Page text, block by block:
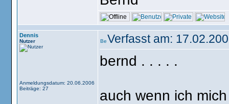
Dennis
Nutzer
Anmeldungsdatum: 20.06.2006
Beiträge: 27
Verfasst am:
bernd . . . . .
auch wenn ich